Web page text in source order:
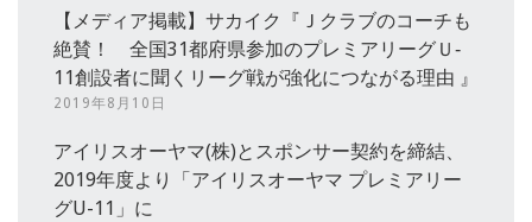
【メディア掲載】サカイク『Ｊクラブのコーチも
絶賛！ 全国31都府県参加のプレミアリーグＵ‐
11創設者に聞くリーグ戦が強化につながる理由 』
2019年8月10日
アイリスオーヤマ(株)とスポンサー契約を締結、
2019年度より「アイリスオーヤマ プレミアリー
グU-11」に